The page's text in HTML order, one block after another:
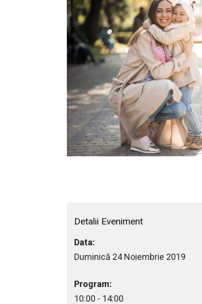
Detalii Eveniment
Data:
Duminică 24 Noiembrie 2019
Program:
10:00 - 14:00